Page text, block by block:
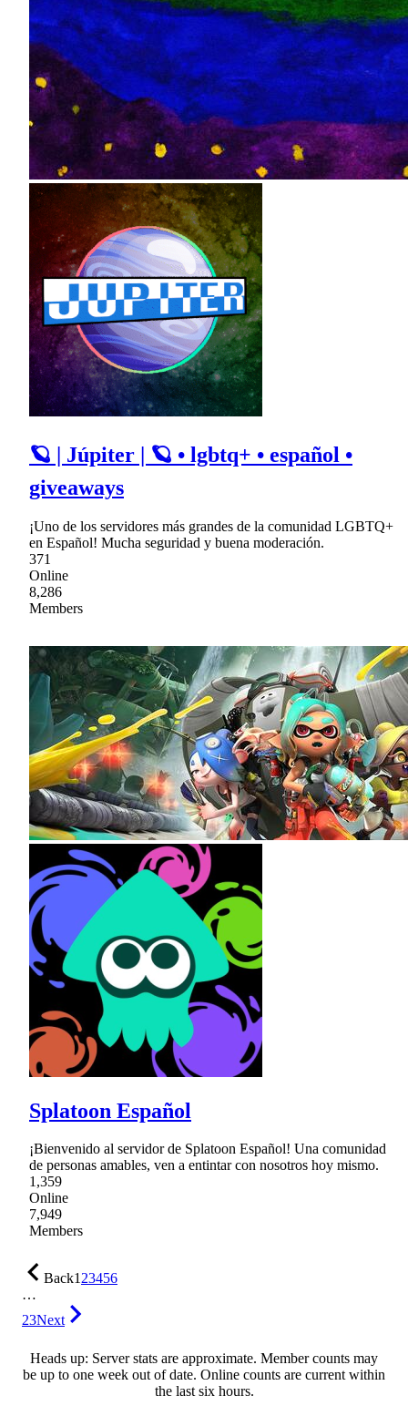
🪐 | Júpiter | 🪐 • lgbtq+ • español •
giveaways
¡Uno de los servidores más grandes de la comunidad LGBTQ+
en Español! Mucha seguridad y buena moderación.
371
Online
8,286
Members
Splatoon Español
¡Bienvenido al servidor de Splatoon Español! Una comunidad
de personas amables, ven a entintar con nosotros hoy mismo.
1,359
Online
7,949
Members
Back123456
…
23Next
Heads up: Server stats are approximate. Member counts may
be up to one week out of date. Online counts are current within
the last six hours.